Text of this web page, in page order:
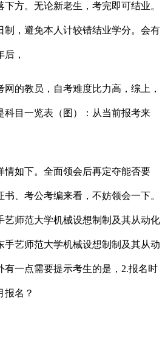
方。无论新老生，考完即可结业。
制，避免本人计较错结业学分。会有
，
的教员，自考难度比力高，综上，
科目一览表（图）：从当前报考来
如下。全面领会后再定夺能否要
、考公考编来看，不妨领会一下。
艺师范大学机械设想制制及其从动化
手艺师范大学机械设想制制及其从动
有一点需要提示考生的是，2.报名时
报名？